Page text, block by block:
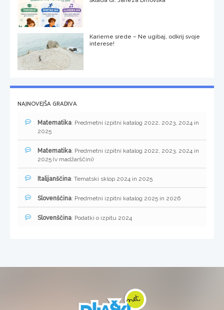
Karierne srede – Ne ugibaj, odkrij svoje
interese!
NAJNOVEJŠA GRADIVA
Matematika: Predmetni izpitni katalog 2022, 2023, 2024 in
2025
Matematika: Predmetni izpitni katalog 2022, 2023, 2024 in
2025 (v madžarščini)
Italijanščina: Tematski sklop 2024 in 2025
Slovenščina: Predmetni izpitni katalog 2025 in 2026
Slovenščina: Podatki o izpitu 2024